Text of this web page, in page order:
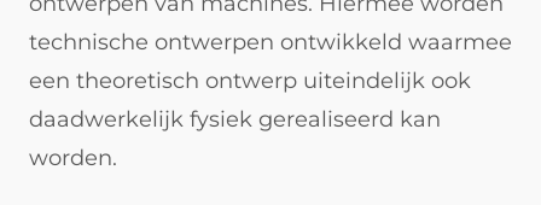
technische ontwerpen ontwikkeld waarmee
een theoretisch ontwerp uiteindelijk ook
daadwerkelijk fysiek gerealiseerd kan
worden.